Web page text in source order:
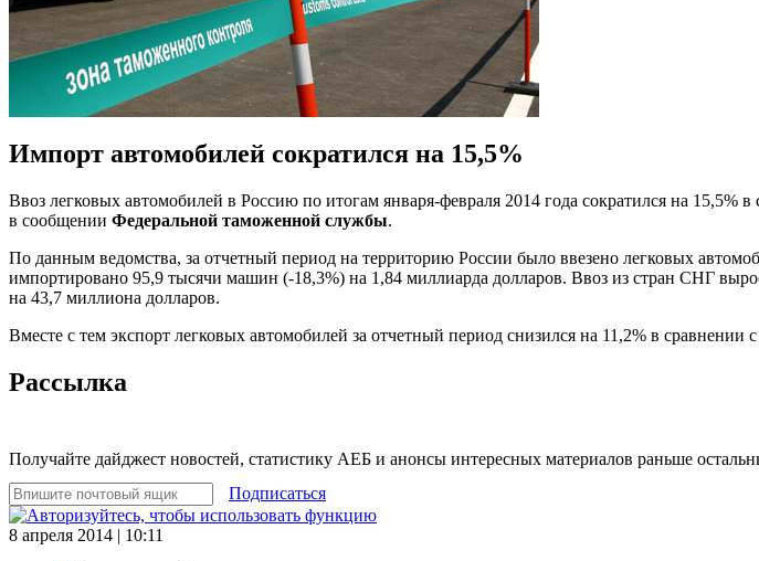
Импорт автомобилей сократился на 15,5%
Ввоз легковых автомобилей в Россию по итогам января-февраля 2014 года сократился на
в сообщении Федеральной таможенной службы.
По данным ведомства, за отчетный период на территорию России было ввезено легковых
импортировано 95,9 тысячи машин (-18,3%) на 1,84 миллиарда долларов. Ввоз из стран СНГ
на 43,7 миллиона долларов.
Вместе с тем экспорт легковых автомобилей за отчетный период снизился на 11,2% в
Рассылка
Получайте дайджест новостей, статистику АЕБ и анонсы интересных материалов раньше
Подписаться
8 апреля 2014 | 10:11